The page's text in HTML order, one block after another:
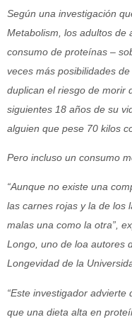
Según una investigación
Metabolism, los adultos de
consumo de proteínas –
veces más posibilidades
duplican el riesgo de morir
siguientes 18 años de su
alguien que pese 70 kilos
Pero incluso un consumo
“Aunque no existe una
las carnes rojas y la de los
malas una como la otra”,
Longo, uno de loa autores
Longevidad de la
“Este investigador
que una dieta alta en